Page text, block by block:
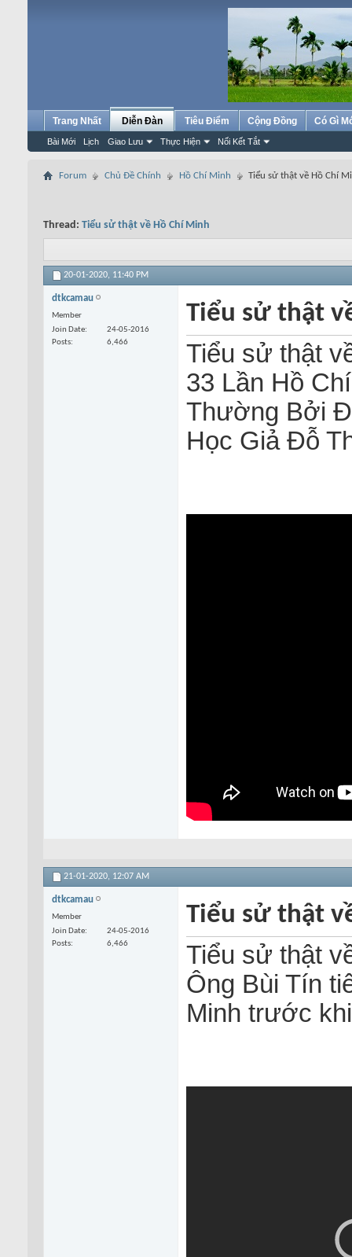
Trang Nhất Diễn Đàn
Bài Mới Lịch Giao Lưu Thực Hiện Nối Kết Tắt
Tiêu Điểm Cộng Đồng Có Gì
Forum Chủ Đề Chính Hồ Chí Minh Tiểu sử thật về Hồ Chí
Thread: Tiểu sử thật về Hồ Chí Minh
20-01-2020, 11:40 PM
dtkcamau
Member
Join Date
24-05-2016
Posts
6,466
Tiểu sử thật
Tiểu sử thật
33 Lần Hồ
Thường Bởi
Học Giả Đỗ
21-01-2020, 12:07 AM
dtkcamau
Member
Join Date
24-05-2016
Posts
6,466
Tiểu sử thật
Tiểu sử thật
Ông Bùi Tín
Minh trước